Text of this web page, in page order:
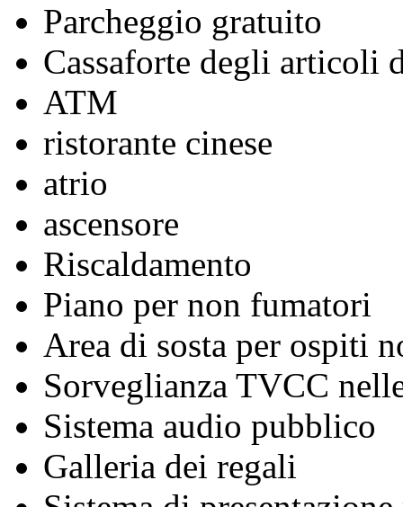
Parcheggio gratuito
Cassaforte degli articoli
ATM
ristorante cinese
atrio
ascensore
Riscaldamento
Piano per non fumatori
Area di sosta per ospiti
Sorveglianza TVCC
Sistema audio pubblico
Galleria dei regali